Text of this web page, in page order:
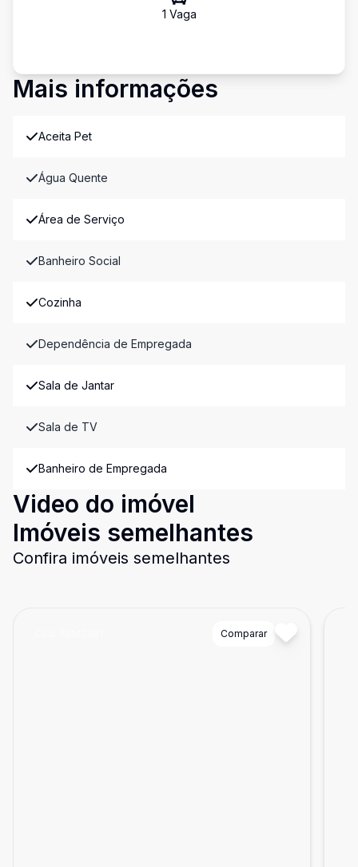
1 Vaga
Mais informações
Aceita Pet
Água Quente
Área de Serviço
Banheiro Social
Cozinha
Dependência de Empregada
Sala de Jantar
Sala de TV
Banheiro de Empregada
Video do imóvel
Imóveis semelhantes
Confira imóveis semelhantes
Comparar